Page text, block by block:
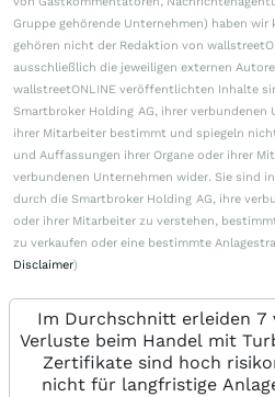
Gruppe gehörende Unternehmen) haben
gehören nicht der Redaktion von
ausschließlich die jeweiligen externen
wallstreetONLINE veröffentlichten Inhalte
Smartbroker Holding AG, ihrer verbundenen
ihrer Mitarbeiter bestimmt und spiegeln
und Auffassungen ihrer Organe oder ihrer
verbundenen Unternehmen wider. Sie sind
durch die Smartbroker Holding AG, ihre
oder ihrer Mitarbeiter zu verstehen,
zu verkaufen oder eine bestimmte
Disclaimer)
Im Durchschnitt erleiden 7
Verluste beim Handel mit
Zertifikate sind hoch
nicht für langfristige